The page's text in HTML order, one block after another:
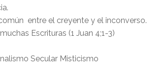
entre el creyente y el inconverso.
Escrituras (1 Juan 4;1-3)
Secular Misticismo